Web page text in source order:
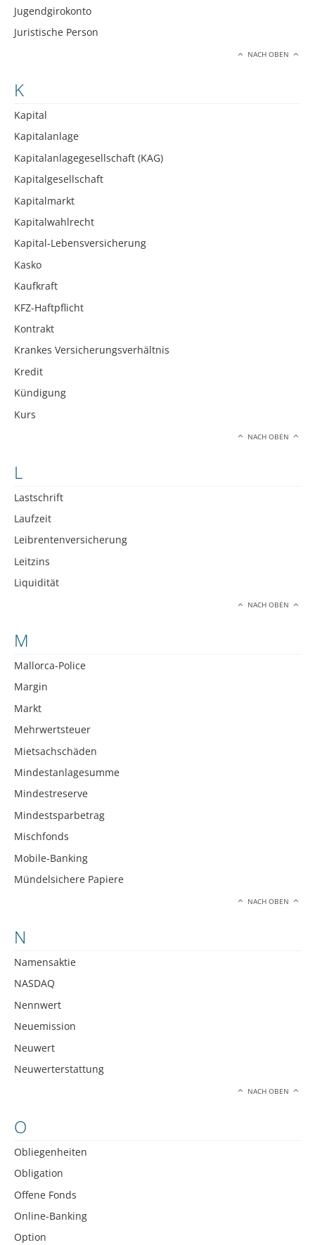
Jugendgirokonto
Juristische Person
NACH OBEN
K
Kapital
Kapitalanlage
Kapitalanlagegesellschaft (KAG)
Kapitalgesellschaft
Kapitalmarkt
Kapitalwahlrecht
Kapital-Lebensversicherung
Kasko
Kaufkraft
KFZ-Haftpflicht
Kontrakt
Krankes Versicherungsverhältnis
Kredit
Kündigung
Kurs
NACH OBEN
L
Lastschrift
Laufzeit
Leibrentenversicherung
Leitzins
Liquidität
NACH OBEN
M
Mallorca-Police
Margin
Markt
Mehrwertsteuer
Mietsachschäden
Mindestanlagesumme
Mindestreserve
Mindestsparbetrag
Mischfonds
Mobile-Banking
Mündelsichere Papiere
NACH OBEN
N
Namensaktie
NASDAQ
Nennwert
Neuemission
Neuwert
Neuwerterstattung
NACH OBEN
O
Obliegenheiten
Obligation
Offene Fonds
Online-Banking
Option